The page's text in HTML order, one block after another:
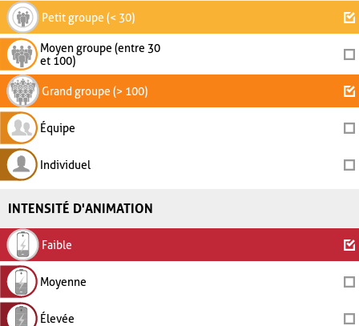
Petit groupe (< 30)
Moyen groupe (entre 30
et 100)
Grand groupe (> 100)
Équipe
Individuel
INTENSITÉ D'ANIMATION
Faible
Moyenne
Élevée